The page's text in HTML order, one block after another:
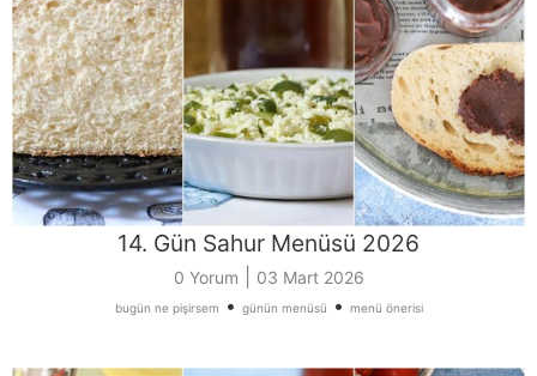
14. Gün Sahur Menüsü 2026
0 Yorum 03 Mart 2026
bugün ne pişirsem • günün menüsü • menü önerisi